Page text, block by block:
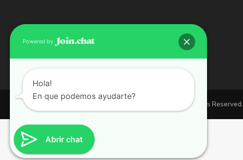
Copyright 2026 | Grupo 90 inmobiliarias. All Rights Reserved.
Abrir chat
Powered by
Hola!
En que podemos ayudarte?